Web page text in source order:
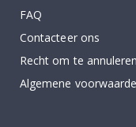
FAQ
Contacteer ons
Recht om te annuleren
Algemene